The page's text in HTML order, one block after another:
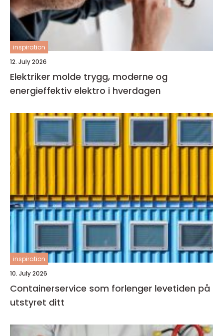
inspiration
12. July 2026
Elektriker molde trygg, moderne og
energieffektiv elektro i hverdagen
inspiration
10. July 2026
Containerservice som forlenger levetiden på
utstyret ditt